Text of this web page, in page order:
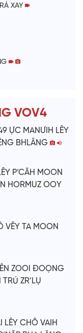
XAY
VOV4
ỰC MANƯIH LÊY
BHLÂNG
P’CĂH MOON
HORMUZ OOY
VÊY TA MOON
ZOOI ĐOỌNG
ZR’LỤ
CHÔ VAIH